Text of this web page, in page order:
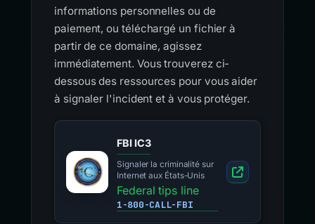
informations personnelles ou de
paiement, ou téléchargé un fichier à
partir de ce domaine, agissez
immédiatement. Vous trouverez ci-
dessous des ressources pour vous aider
à signaler l'incident et à vous protéger.
FBI IC3
Signaler la criminalité sur
Internet aux États-Unis
Federal tips line
1-800-CALL-FBI